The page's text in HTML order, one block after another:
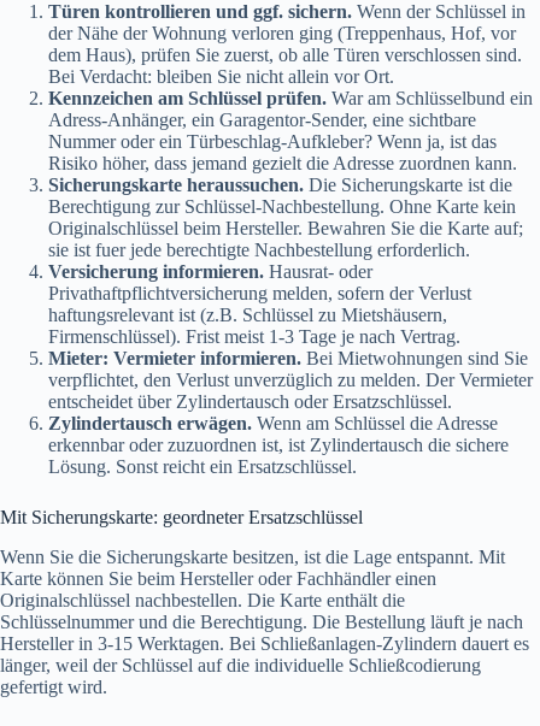
Türen kontrollieren und ggf. sichern. Wenn der Schlüssel in
der Nähe der Wohnung verloren ging (Treppenhaus, Hof, vor
dem Haus), prüfen Sie zuerst, ob alle Türen verschlossen sind.
Bei Verdacht: bleiben Sie nicht allein vor Ort.
Kennzeichen am Schlüssel prüfen. War am Schlüsselbund ein
Adress-Anhänger, ein Garagentor-Sender, eine sichtbare
Nummer oder ein Türbeschlag-Aufkleber? Wenn ja, ist das
Risiko höher, dass jemand gezielt die Adresse zuordnen kann.
Sicherungskarte heraussuchen. Die Sicherungskarte ist die
Berechtigung zur Schlüssel-Nachbestellung. Ohne Karte kein
Originalschlüssel beim Hersteller. Bewahren Sie die Karte auf;
sie ist fuer jede berechtigte Nachbestellung erforderlich.
Versicherung informieren. Hausrat- oder
Privathaftpflichtversicherung melden, sofern der Verlust
haftungsrelevant ist (z.B. Schlüssel zu Mietshäusern,
Firmenschlüssel). Frist meist 1-3 Tage je nach Vertrag.
Mieter: Vermieter informieren. Bei Mietwohnungen sind Sie
verpflichtet, den Verlust unverzüglich zu melden. Der Vermieter
entscheidet über Zylindertausch oder Ersatzschlüssel.
Zylindertausch erwägen. Wenn am Schlüssel die Adresse
erkennbar oder zuzuordnen ist, ist Zylindertausch die sichere
Lösung. Sonst reicht ein Ersatzschlüssel.
Mit Sicherungskarte: geordneter Ersatzschlüssel
Wenn Sie die Sicherungskarte besitzen, ist die Lage entspannt. Mit
Karte können Sie beim Hersteller oder Fachhändler einen
Originalschlüssel nachbestellen. Die Karte enthält die
Schlüsselnummer und die Berechtigung. Die Bestellung läuft je nach
Hersteller in 3-15 Werktagen. Bei Schließanlagen-Zylindern dauert es
länger, weil der Schlüssel auf die individuelle Schließcodierung
gefertigt wird.